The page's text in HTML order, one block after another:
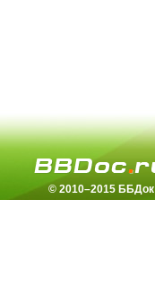
© 2010–2015 ББДок